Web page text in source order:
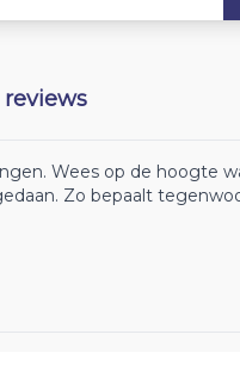
Wees op de hoogte
Zo bepaalt